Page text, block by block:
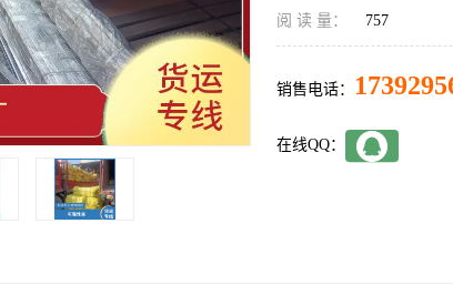
阅 读 量： 757
销售电话：
在线QQ：